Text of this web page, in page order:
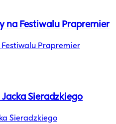
na Festiwalu Prapremier
Prapremier
Sieradzkiego
Sieradzkiego